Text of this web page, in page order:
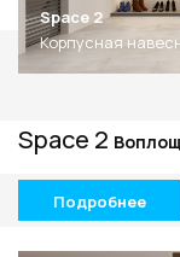
Space 2
Space 2
Корпусная
Подробнее